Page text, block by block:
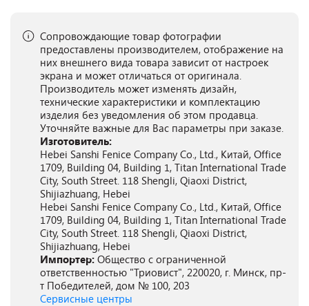
Сопровождающие товар фотографии
предоставлены производителем, отображение на
них внешнего вида товара зависит от настроек
экрана и может отличаться от оригинала.
Производитель может изменять дизайн,
технические характеристики и комплектацию
изделия без уведомления об этом продавца.
Уточняйте важные для Вас параметры при заказе.
Изготовитель:
Hebei Sanshi Fenice Company Co., Ltd., Китай, Office
1709, Building 04, Building 1, Titan International Trade
City, South Street. 118 Shengli, Qiaoxi District,
Shijiazhuang, Hebei
Hebei Sanshi Fenice Company Co., Ltd., Китай, Office
1709, Building 04, Building 1, Titan International Trade
City, South Street. 118 Shengli, Qiaoxi District,
Shijiazhuang, Hebei
Импортер: Общество с ограниченной
ответственностью "Триовист", 220020, г. Минск, пр-
т Победителей, дом № 100, 203
Сервисные центры